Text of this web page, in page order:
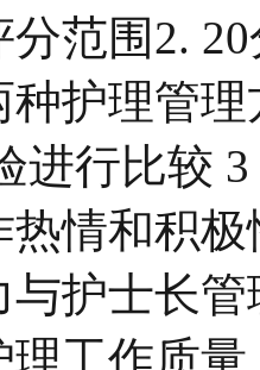
范围2.
种护理管
进行比较
热情和积
护士长
理工作质